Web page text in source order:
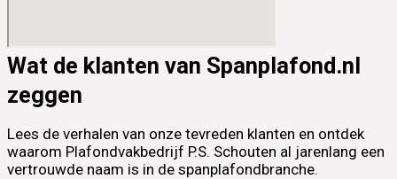
Wat de klanten van Spanplafond.nl
zeggen
Lees de verhalen van onze tevreden klanten en ontdek
waarom Plafondvakbedrijf P.S. Schouten al jarenlang een
vertrouwde naam is in de spanplafondbranche.